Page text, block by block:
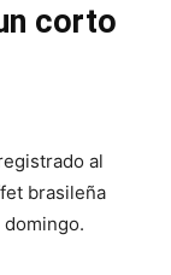
corto
al
brasileña
domingo.